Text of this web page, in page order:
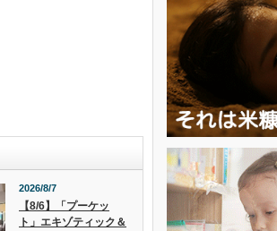
2026/8/7
【8/6】「プーケッ
ト」エキゾティック＆